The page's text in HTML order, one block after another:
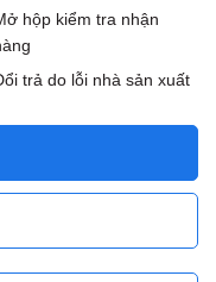
hộp kiểm tra nhận
trả do lỗi nhà sản xuất